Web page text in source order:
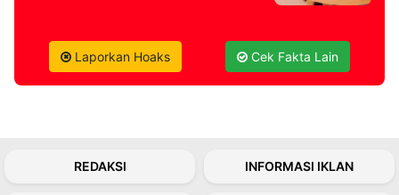
Laporkan Hoaks Cek Fakta Lain
REDAKSI INFORMASI IKLAN